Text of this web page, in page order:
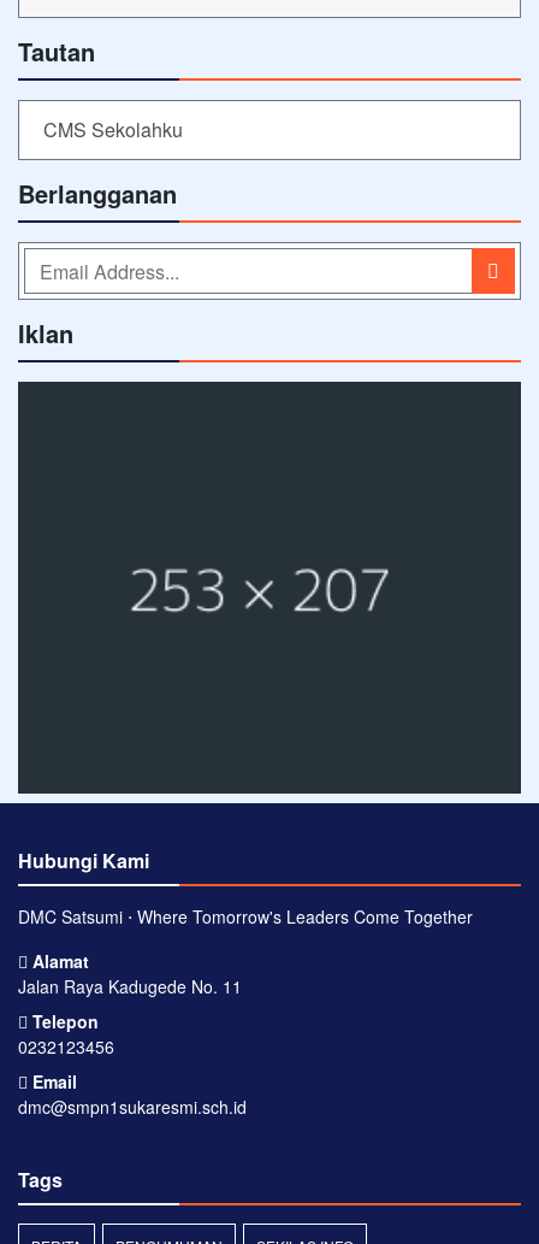
Tautan
CMS Sekolahku
Berlangganan
Iklan
Hubungi Kami
DMC Satsumi ⋅ Where Tomorrow's Leaders Come Together
Alamat
Jalan Raya Kadugede No. 11
Telepon
0232123456
Email
dmc@smpn1sukaresmi.sch.id
Tags